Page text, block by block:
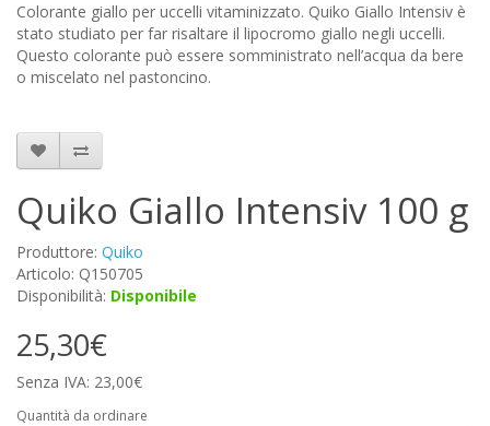
Colorante giallo per uccelli vitaminizzato. Quiko Giallo Intensiv è
stato studiato per far risaltare il lipocromo giallo negli uccelli.
Questo colorante può essere somministrato nell’acqua da bere
o miscelato nel pastoncino.
Quiko Giallo Intensiv 100 g
Produttore: Quiko
Articolo: Q150705
Disponibilità: Disponibile
25,30€
Senza IVA: 23,00€
Quantità da ordinare